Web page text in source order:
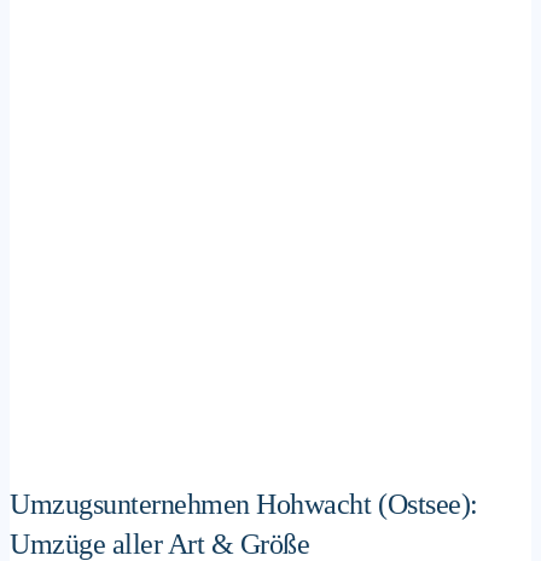
Umzugsunternehmen Hohwacht (Ostsee):
Umzüge aller Art & Größe